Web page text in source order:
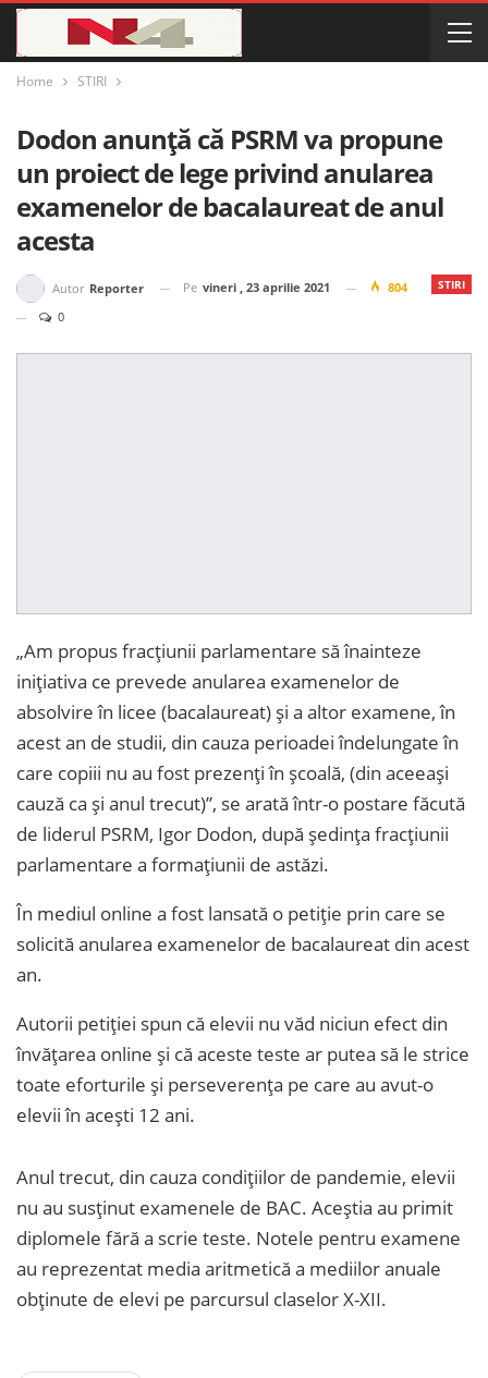
Home STIRI
Dodon anunță că PSRM va propune
un proiect de lege privind anularea
examenelor de bacalaureat de anul
acesta
STIRI
Autor Reporter Pe vineri , 23 aprilie 2021
804
0
„Am propus fracțiunii parlamentare să înainteze
inițiativa ce prevede anularea examenelor de
absolvire în licee (bacalaureat) și a altor examene, în
acest an de studii, din cauza perioadei îndelungate în
care copiii nu au fost prezenți în școală, (din aceeași
cauză ca și anul trecut)”, se arată într-o postare făcută
de liderul PSRM, Igor Dodon, după ședința fracțiunii
parlamentare a formațiunii de astăzi.
În mediul online a fost lansată o petiție prin care se
solicită anularea examenelor de bacalaureat din acest
an.
Autorii petiției spun că elevii nu văd niciun efect din
învățarea online și că aceste teste ar putea să le strice
toate eforturile și perseverența pe care au avut-o
elevii în acești 12 ani.
Anul trecut, din cauza condițiilor de pandemie, elevii
nu au susținut examenele de BAC. Aceștia au primit
diplomele fără a scrie teste. Notele pentru examene
au reprezentat media aritmetică a mediilor anuale
obținute de elevi pe parcursul claselor X-XII.